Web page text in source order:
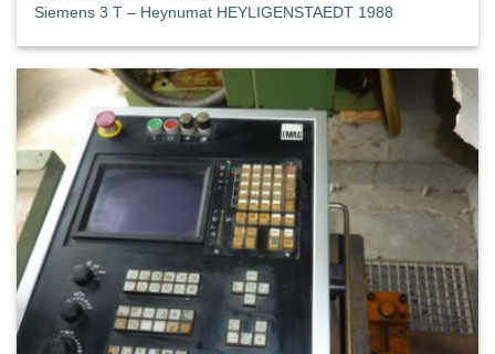
Siemens 3 T – Heynumat HEYLIGENSTAEDT 1988